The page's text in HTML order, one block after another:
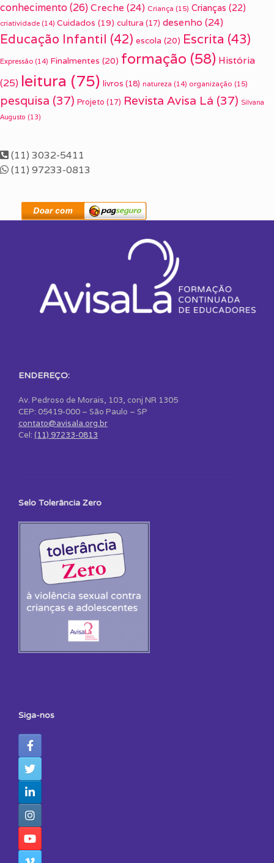
conhecimento(26) Creche (24) Criança (15) Crianças (22)
criatividade (14) Cuidados (19) cultura (17) desenho (24)
Educação Infantil (42) escola (20) Escrita (43)
Expressão (14) Finalmentes (20) formação (58) História
(25) leitura (75) livros (18) natureza (14) organização (15)
pesquisa (37) Projeto (17) Revista Avisa Lá (37) Silvana
Augusto (13)
(11) 3032-5411
(11) 97233-0813
ENDEREÇO:
Av. Pedroso de Morais, 103, conj NR 1305
CEP: 05419-000 – São Paulo – SP
contato@avisala.org.br
Cel: (11) 97233-0813
Selo Tolerância Zero
Siga-nos